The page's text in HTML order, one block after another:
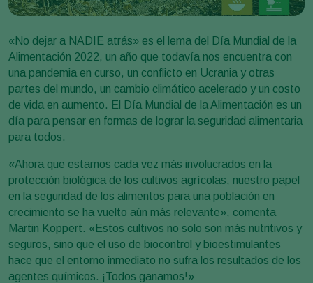
«No dejar a NADIE atrás» es el lema del Día Mundial de la
Alimentación 2022, un año que todavía nos encuentra con
una pandemia en curso, un conflicto en Ucrania y otras
partes del mundo, un cambio climático acelerado y un costo
de vida en aumento. El Día Mundial de la Alimentación es un
día para pensar en formas de lograr la seguridad alimentaria
para todos.
«Ahora que estamos cada vez más involucrados en la
protección biológica de los cultivos agrícolas, nuestro papel
en la seguridad de los alimentos para una población en
crecimiento se ha vuelto aún más relevante», comenta
Martin Koppert. «Estos cultivos no solo son más nutritivos y
seguros, sino que el uso de biocontrol y bioestimulantes
hace que el entorno inmediato no sufra los resultados de los
agentes químicos. ¡Todos ganamos!»